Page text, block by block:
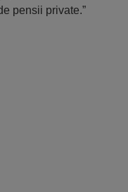
pensii private.”